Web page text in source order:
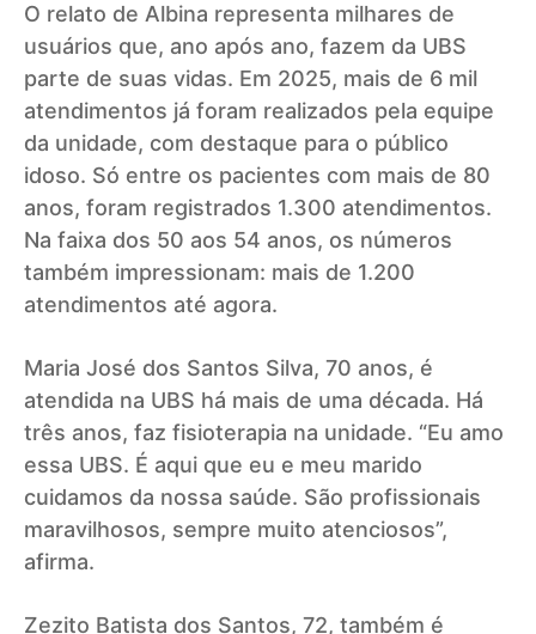
O relato de Albina representa milhares de
usuários que, ano após ano, fazem da UBS
parte de suas vidas. Em 2025, mais de 6 mil
atendimentos já foram realizados pela equipe
da unidade, com destaque para o público
idoso. Só entre os pacientes com mais de 80
anos, foram registrados 1.300 atendimentos.
Na faixa dos 50 aos 54 anos, os números
também impressionam: mais de 1.200
atendimentos até agora.
Maria José dos Santos Silva, 70 anos, é
atendida na UBS há mais de uma década. Há
três anos, faz fisioterapia na unidade. “Eu amo
essa UBS. É aqui que eu e meu marido
cuidamos da nossa saúde. São profissionais
maravilhosos, sempre muito atenciosos”,
afirma.
Zezito Batista dos Santos, 72, também é